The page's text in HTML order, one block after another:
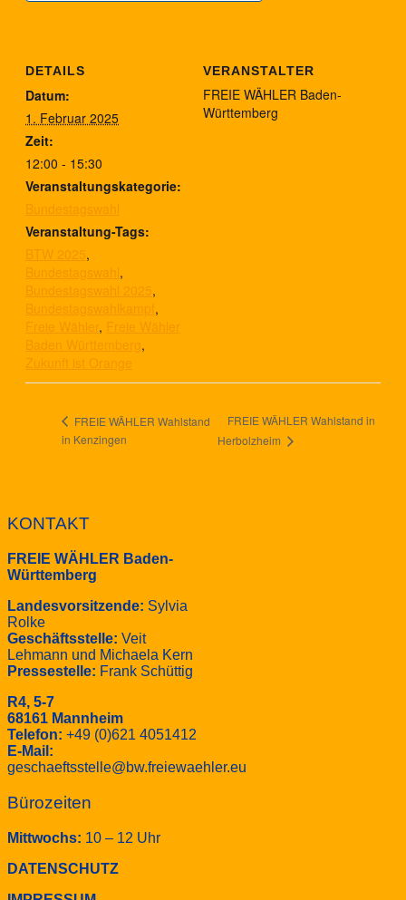
DETAILS
Datum:
1. Februar 2025
Zeit:
12:00 - 15:30
Veranstaltungskategorie:
Veranstaltung-Tags:
,
,
,
,
,
,
VERANSTALTER
FREIE WÄHLER Baden-
Württemberg
FREIE WÄHLER Wahlstand
in Kenzingen
FREIE WÄHLER Wahlstand in
Herbolzheim
KONTAKT
FREIE WÄHLER Baden-
Württemberg
Landesvorsitzende: Sylvia
Rolke
Geschäftsstelle: Veit
Lehmann und Michaela Kern
Pressestelle: Frank Schüttig
R4, 5-7
68161 Mannheim
Telefon: +49 (0)621 4051412
E-Mail:
geschaeftsstelle@bw.freiewaehler.eu
Bürozeiten
Mittwochs: 10 – 12 Uhr
DATENSCHUTZ